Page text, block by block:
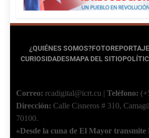
¿QUIÉNES SOMOS?
CURIOSIDADESMAPA DEL SITIO
Correo: rcadigital@icrt.cu | Teléfono:
Dirección: Calle Cisneros # 310,
70100.
«Desde la cuna de El Mayor transmite